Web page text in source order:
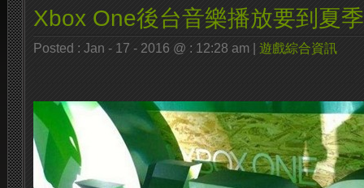
Xbox One後台音樂播放要到夏
Posted : Jan - 17 - 2016 @ : 12:28 am | 遊戲綜合資訊